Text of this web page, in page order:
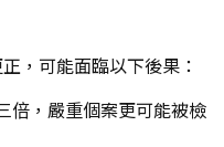
，可能面臨以下後果：
倍，嚴重個案更可能被檢